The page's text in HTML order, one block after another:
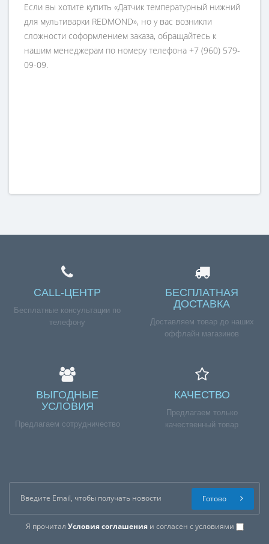
Если вы хотите купить «Датчик температурный нижний
для мультиварки REDMOND», но у вас возникли
сложности соформлением заказа, обращайтесь к
нашим менеджерам по номеру телефона +7 (960) 579-
09-09.
CALL-ЦЕНТР
Бесплатные консультации по
телефону
БЕСПЛАТНАЯ
ДОСТАВКА
Доставляем товар до наших
оффлайн магазинов
ВЫГОДНЫЕ
УСЛОВИЯ
Предлагаем сотрудничество
КАЧЕСТВО
Предлагаем только
качественный товар
Я прочитал Условия соглашенияи согласен с условиями
Готово